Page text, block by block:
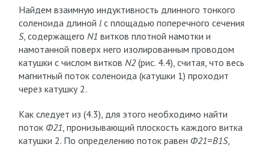
Найдем взаимную индуктивность длинного тонкого
соленоида длиной l с площадью поперечного сечения
S, содержащего N1 витков плотной намотки и
намотанной поверх него изолированным проводом
катушки с числом витков N2(рис. 4.4), считая, что весь
магнитный поток соленоида (катушки 1) проходит
через катушку 2.
Как следует из (4.3), для этого необходимо найти
потокФ21, пронизывающий плоскость каждого витка
катушки 2. По определению поток равен Ф21=B1S,